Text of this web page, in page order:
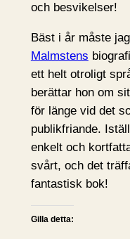
och besvikelser!
Bäst i år måste
Malmstens biografi
ett helt otroligt
berättar hon om
för länge vid det
publikfriande.
enkelt och
svårt, och det
fantastisk bok!
Gilla detta: